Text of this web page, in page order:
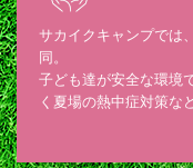
サカイクキャンプでは
同。
子ども達が安全な環境
く夏場の熱中症対策な